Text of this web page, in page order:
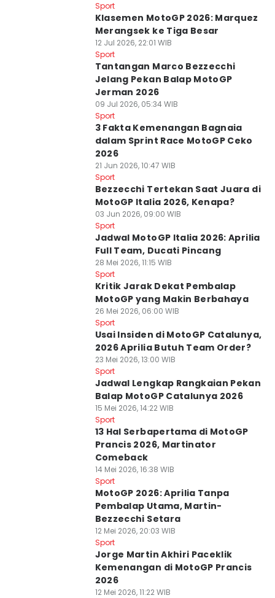
Sport
Klasemen MotoGP 2026: Marquez
Merangsek ke Tiga Besar
12 Jul 2026, 22:01 WIB
Sport
Tantangan Marco Bezzecchi
Jelang Pekan Balap MotoGP
Jerman 2026
09 Jul 2026, 05:34 WIB
Sport
3 Fakta Kemenangan Bagnaia
dalam Sprint Race MotoGP Ceko
2026
21 Jun 2026, 10:47 WIB
Sport
Bezzecchi Tertekan Saat Juara di
MotoGP Italia 2026, Kenapa?
03 Jun 2026, 09:00 WIB
Sport
Jadwal MotoGP Italia 2026: Aprilia
Full Team, Ducati Pincang
28 Mei 2026, 11:15 WIB
Sport
Kritik Jarak Dekat Pembalap
MotoGP yang Makin Berbahaya
26 Mei 2026, 06:00 WIB
Sport
Usai Insiden di MotoGP Catalunya,
2026 Aprilia Butuh Team Order?
23 Mei 2026, 13:00 WIB
Sport
Jadwal Lengkap Rangkaian Pekan
Balap MotoGP Catalunya 2026
15 Mei 2026, 14:22 WIB
Sport
13 Hal Serbapertama di MotoGP
Prancis 2026, Martinator
Comeback
14 Mei 2026, 16:38 WIB
Sport
MotoGP 2026: Aprilia Tanpa
Pembalap Utama, Martin-
Bezzecchi Setara
12 Mei 2026, 20:03 WIB
Sport
Jorge Martin Akhiri Paceklik
Kemenangan di MotoGP Prancis
2026
12 Mei 2026, 11:22 WIB